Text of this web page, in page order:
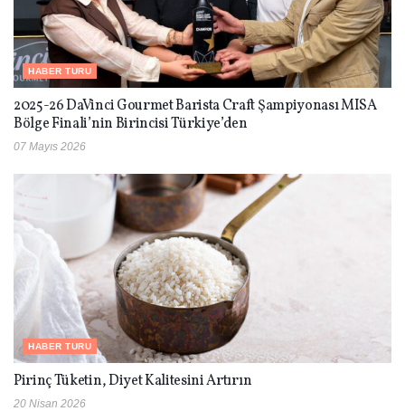
HABER TURU
2025-26 DaVinci Gourmet Barista Craft Şampiyonası MISA
Bölge Finali’nin Birincisi Türkiye’den
07 Mayıs 2026
HABER TURU
Pirinç Tüketin, Diyet Kalitesini Artırın
20 Nisan 2026